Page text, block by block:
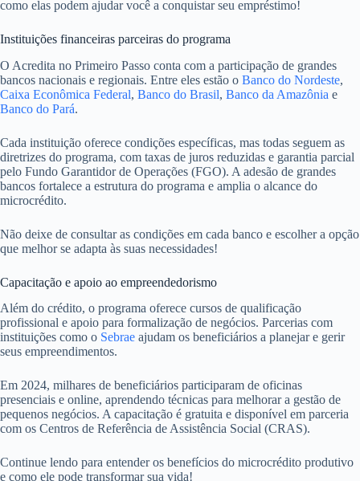
como elas podem ajudar você a conquistar seu empréstimo!
Instituições financeiras parceiras do programa
O Acredita no Primeiro Passo conta com a participação de grandes
bancos nacionais e regionais. Entre eles estão o Banco do Nordeste,
Caixa Econômica Federal, Banco do Brasil, Banco da Amazônia e
Banco do Pará.
Cada instituição oferece condições específicas, mas todas seguem as
diretrizes do programa, com taxas de juros reduzidas e garantia parcial
pelo Fundo Garantidor de Operações (FGO). A adesão de grandes
bancos fortalece a estrutura do programa e amplia o alcance do
microcrédito.
Não deixe de consultar as condições em cada banco e escolher a opção
que melhor se adapta às suas necessidades!
Capacitação e apoio ao empreendedorismo
Além do crédito, o programa oferece cursos de qualificação
profissional e apoio para formalização de negócios. Parcerias com
instituições como o Sebrae ajudam os beneficiários a planejar e gerir
seus empreendimentos.
Em 2024, milhares de beneficiários participaram de oficinas
presenciais e online, aprendendo técnicas para melhorar a gestão de
pequenos negócios. A capacitação é gratuita e disponível em parceria
com os Centros de Referência de Assistência Social (CRAS).
Continue lendo para entender os benefícios do microcrédito produtivo
e como ele pode transformar sua vida!